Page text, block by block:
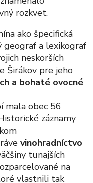
rozkvet.
ako špecifická
geograf a lexikograf
neskorších
Širákov pre jeho
a bohaté ovocné
mala obec 56
záznamy
vinohradníctvo
tunajších
na
vlastnili tak